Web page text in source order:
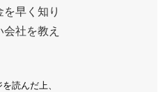
を早く知り
社を教え
読んだ上、